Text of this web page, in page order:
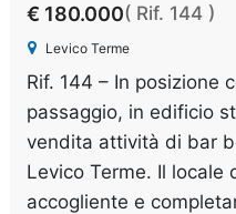
€ 180.000( Rif. 144 )
Levico Terme
Rif. 144 – In posizione
passaggio, in edificio
vendita attività di bar
Levico Terme. Il locale
accogliente e